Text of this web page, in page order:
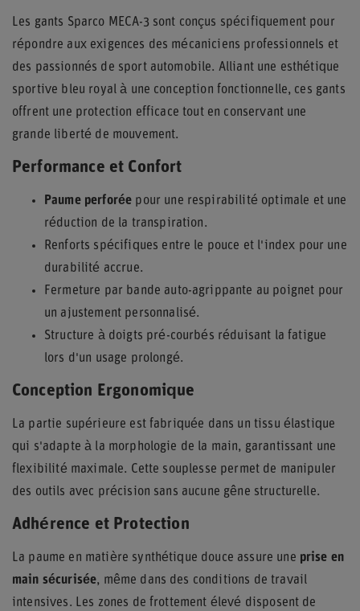
Les gants Sparco MECA-3 sont conçus spécifiquement pour
répondre aux exigences des mécaniciens professionnels et
des passionnés de sport automobile. Alliant une esthétique
sportive bleu royal à une conception fonctionnelle, ces gants
offrent une protection efficace tout en conservant une
grande liberté de mouvement.
Performance et Confort
Paume perforée pour une respirabilité optimale et une
réduction de la transpiration.
Renforts spécifiques entre le pouce et l'index pour une
durabilité accrue.
Fermeture par bande auto-agrippante au poignet pour
un ajustement personnalisé.
Structure à doigts pré-courbés réduisant la fatigue
lors d'un usage prolongé.
Conception Ergonomique
La partie supérieure est fabriquée dans un tissu élastique
qui s'adapte à la morphologie de la main, garantissant une
flexibilité maximale. Cette souplesse permet de manipuler
des outils avec précision sans aucune gêne structurelle.
Adhérence et Protection
La paume en matière synthétique douce assure une prise en
main sécurisée, même dans des conditions de travail
intensives. Les zones de frottement élevé disposent de